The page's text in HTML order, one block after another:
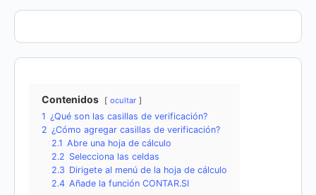
Contenidos ocultar
1 ¿Qué son las casillas de verificación?
2 ¿Cómo agregar casillas de verificación?
2.1 Abre una hoja de cálculo
2.2 Selecciona las celdas
2.3 Dirigete al menú de la hoja de cálculo
2.4 Añade la función CONTAR.SI